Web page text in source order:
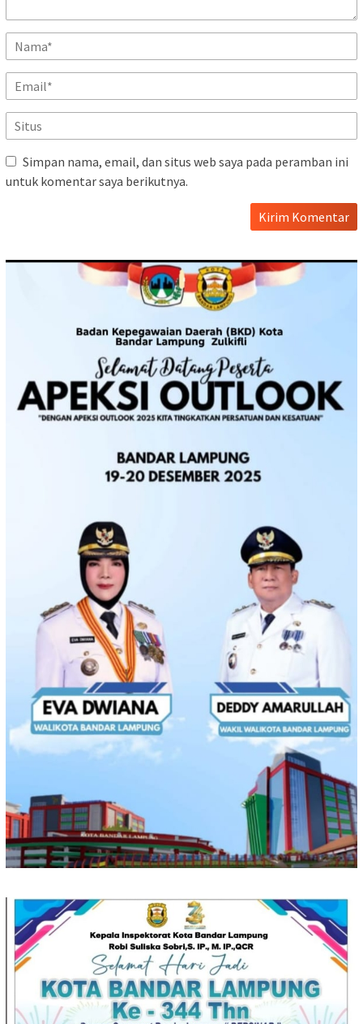
Simpan nama, email, dan situs web saya pada peramban ini
untuk komentar saya berikutnya.